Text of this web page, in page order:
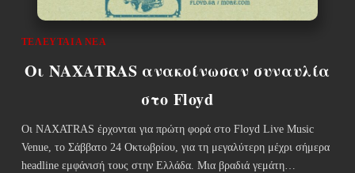
ΤΕΛΕΥΤΑΊΑ ΝΈΑ
Οι NAXATRAS ανακοίνωσαν συναυλία
στο Floyd
Οι NAXATRAS έρχονται για πρώτη φορά στο Floyd Live Music
Venue, το Σάββατο 24 Οκτωβρίου, για τη μεγαλύτερη μέχρι σήμερα
headline εμφάνισή τους στην Ελλάδα. Μια βραδιά γεμάτη…